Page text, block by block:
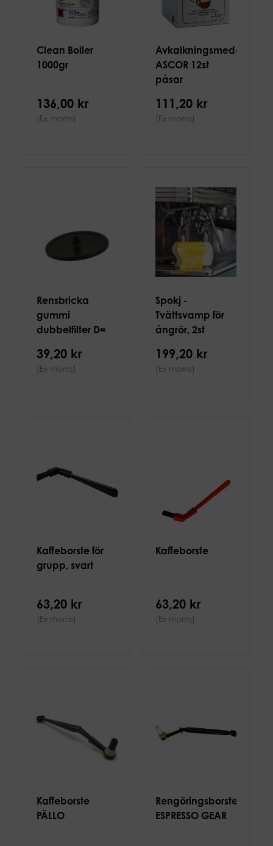
Clean Boiler
1000gr
136,00 kr
(Ex moms)
Avkalkningsmedel
ASCOR 12st
påsar
111,20 kr
(Ex moms)
Rensbricka
gummi
dubbelfilter D=
39,20 kr
(Ex moms)
Spokj -
Tvättsvamp för
ångrör, 2st
199,20 kr
(Ex moms)
Kaffeborste för
grupp, svart
63,20 kr
(Ex moms)
Kaffeborste
63,20 kr
(Ex moms)
Kaffeborste
PÄLLO
Rengöringsborste
ESPRESSO GEAR